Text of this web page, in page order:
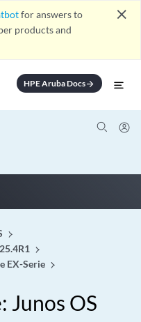
for answers to
products and
close
HPE Aruba Docsarrow_forward
EX-Serie
Junos OS